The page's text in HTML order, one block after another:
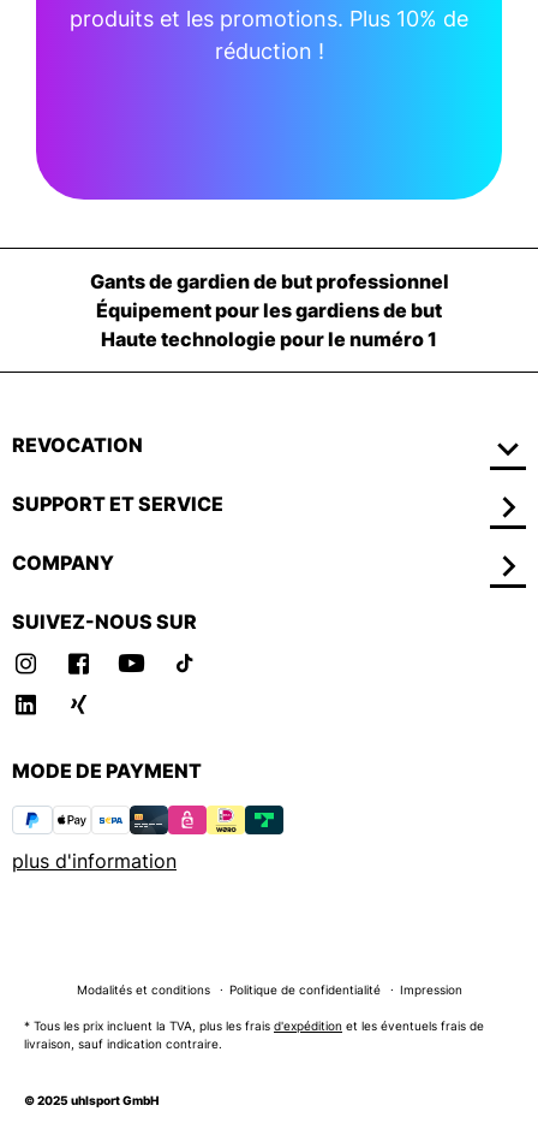
produits et les promotions. Plus 10% de
réduction !
Gants de gardien de but professionnel
Équipement pour les gardiens de but
Haute technologie pour le numéro 1
REVOCATION
SUPPORT ET SERVICE
COMPANY
SUIVEZ-NOUS SUR
MODE DE PAYMENT
plus d'information
Modalités et conditions Politique de confidentialité Impression
© 2025 uhlsport GmbH
* Tous les prix incluent la TVA, plus les frais d'expédition et les éventuels frais de
livraison, sauf indication contraire.